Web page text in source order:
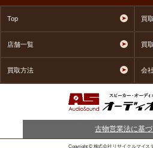
Top 買
店舗一覧 買
買取方法 会
古物営業法に基
Copyright © 株式会社リサイクルマイス